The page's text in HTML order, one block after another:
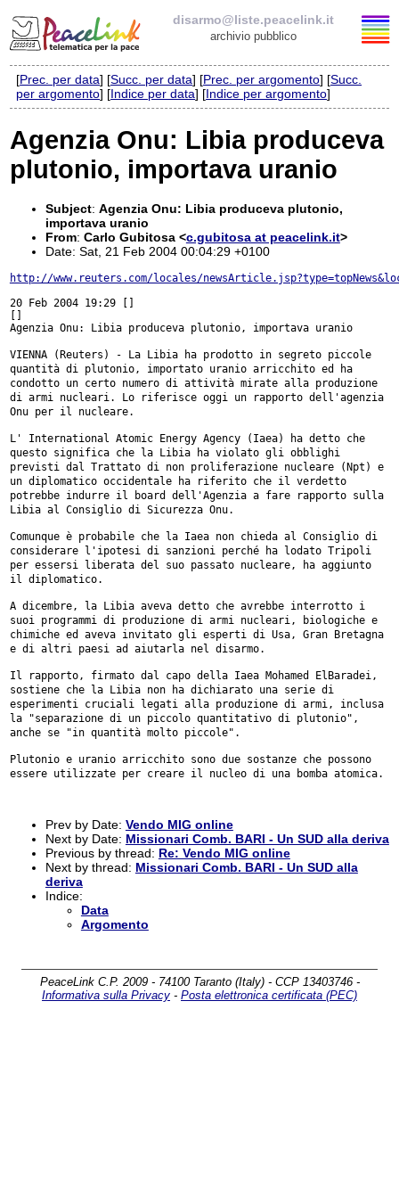
disarmo@liste.peacelink.it
archivio pubblico
Elenco delle liste
Iscrizione / Cancellazione
Policy delle liste di PeaceLink
Informativa sulla privacy
Richieste di rimozione
[Prec. per data] [Succ. per data] [Prec. per argomento] [Succ.
per argomento] [Indice per data] [Indice per argomento]
Agenzia Onu: Libia produceva
plutonio, importava uranio
Subject: Agenzia Onu: Libia produceva plutonio,
importava uranio
From: Carlo Gubitosa <c.gubitosa at peacelink.it>
Date: Sat, 21 Feb 2004 00:04:29 +0100
http://www.reuters.com/locales/
20 Feb 2004 19:29 []
[]
Agenzia Onu: Libia produceva plutonio, importava uranio
VIENNA (Reuters) - La Libia ha prodotto in segreto piccole
quantità di plutonio, importato uranio arricchito ed ha
condotto un certo numero di attività mirate alla produzione
di armi nucleari. Lo riferisce oggi un
rapporto dell'agenzia
Onu per il nucleare.
L' International Atomic Energy Agency (Iaea) ha detto che
questo significa che la Libia ha violato gli obblighi
previsti dal Trattato di non proliferazione nucleare (Npt) e
un diplomatico occidentale ha riferito che il verdetto
potrebbe indurre il board dell'Agenzia a fare rapporto sulla
Libia al Consiglio di Sicurezza Onu.
Comunque è probabile che la Iaea non chieda al Consiglio di
considerare l'ipotesi di sanzioni perché ha lodato Tripoli
per essersi liberata del suo passato nucleare, ha aggiunto
il diplomatico.
A dicembre, la Libia aveva detto che avrebbe interrotto i
suoi programmi di produzione di armi nucleari, biologiche e
chimiche ed aveva invitato gli esperti di Usa, Gran Bretagna
e di altri paesi ad aiutarla nel disarmo.
Il rapporto, firmato dal capo della Iaea Mohamed ElBaradei,
sostiene che la Libia non ha dichiarato una serie di
esperimenti cruciali legati alla produzione di armi, inclusa
la "separazione di un piccolo quantitativo di plutonio",
anche se "in quantità molto piccole".
Plutonio e uranio arricchito sono due sostanze che possono
essere utilizzate per creare il nucleo di una bomba atomica.
Prev by Date: Vendo MIG online
Next by Date: Missionari Comb. BARI - Un SUD alla deriva
Previous by thread: Re: Vendo MIG online
Next by thread: Missionari Comb. BARI - Un SUD alla
deriva
Indice:
Data
Argomento
PeaceLink C.P. 2009 - 74100 Taranto (Italy) - CCP 13403746 -
Informativa sulla Privacy - Posta elettronica certificata (PEC)